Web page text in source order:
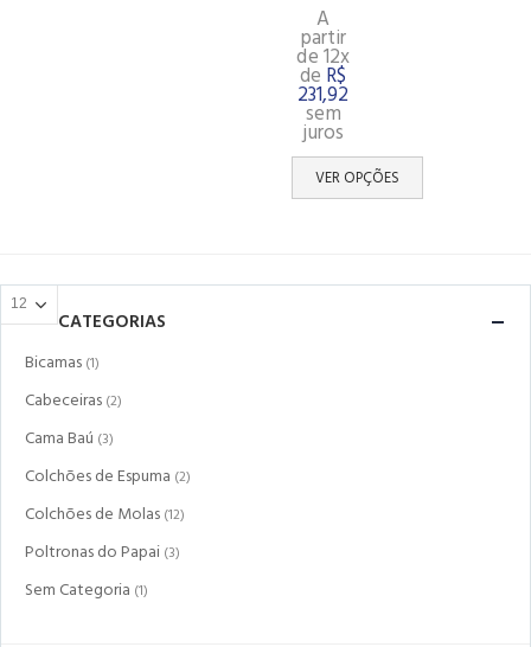
A
partir
de 12x
de R$
231,92
sem
juros
VER OPÇÕES
CATEGORIAS
Bicamas (1)
Cabeceiras (2)
Cama Baú (3)
Colchões de Espuma (2)
Colchões de Molas (12)
Poltronas do Papai (3)
Sem Categoria (1)